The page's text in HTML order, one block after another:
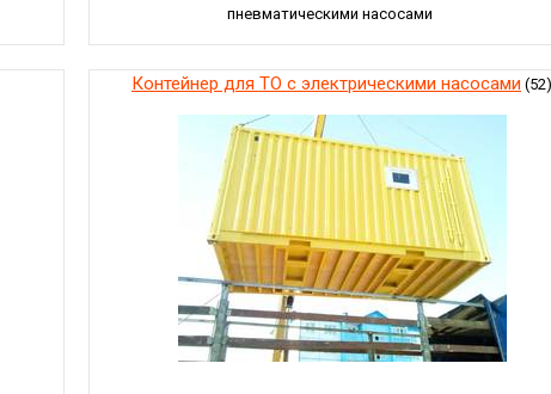
пневматическими насосами
Контейнер для ТО с электрическими насосами (52)